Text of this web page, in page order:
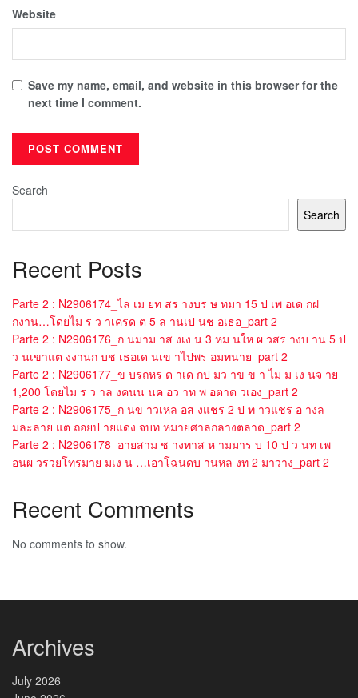
Website
Save my name, email, and website in this browser for the
next time I comment.
Search
Search
Recent Posts
Parte 2 : N2906174_ไล เม ยท สร างบร ษ ทมา 15 ป เพ อเด กฝ
กงาน…โดยไม ร ว าเครด ต 5 ล านเป นช อเธอ_part 2
Parte 2 : N2906176_ก นมาม าส งเง น 3 หม นให ผ วสร างบ าน 5 ป
ว นเขาแต งงานก บช เธอเด นเข าไปพร อมทนาย_part 2
Parte 2 : N2906177_ข บรถหร ด าเด กป มว าข ข า ไม ม เง นจ าย
1,200 โดยไม ร ว าล งคนน นค อว าท พ อตาต วเอง_part 2
Parte 2 : N2906175_ก นข าวเหล อส งแชร 2 ป ท าวแชร อ างล
มละลาย แต ถอยป ายแดง จบท หมายศาลกลางตลาด_part 2
Parte 2 : N2906178_อายสาม ช างทาส ห ามมาร บ 10 ป ว นท เพ
อนผ วรวยโทรมาย มเง น …เอาโฉนดบ านหล งท 2 มาวาง_part 2
Recent Comments
No comments to show.
Archives
July 2026